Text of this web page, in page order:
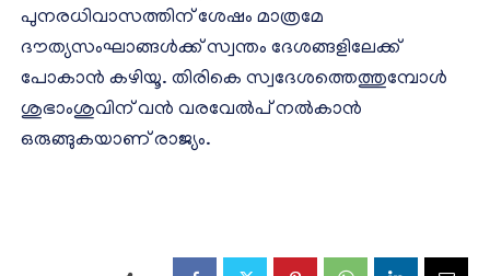
പുനരധിവാസത്തിന് ശേഷം മാത്രമേ
ദൗത്യസംഘാങ്ങൾക്ക് സ്വന്തം ദേശങ്ങളിലേക്ക്
പോകാൻ കഴിയൂ. തിരികെ സ്വദേശത്തെത്തുമ്പോൾ
ശുഭാംശുവിന് വൻ വരവേൽപ് നൽകാൻ
ഒരുങ്ങുകയാണ് രാജ്യം.